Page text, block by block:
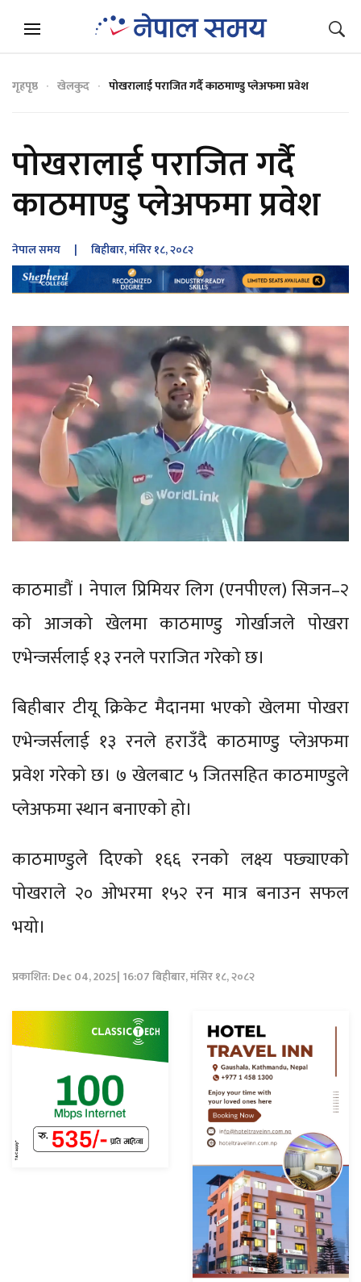
गृहपृष्ठ खेलकुद पोखरालाई पराजित गर्दै काठमाण्डु प्लेअफमा प्रवेश
पोखरालाई पराजित गर्दै
काठमाण्डु प्लेअफमा प्रवेश
नेपाल समय | बिहीबार, मंसिर १८, २०८२
काठमाडौं । नेपाल प्रिमियर लिग (एनपीएल) सिजन–२
को आजको खेलमा काठमाण्डु गोर्खाजले पोखरा
एभेन्जर्सलाई १३ रनले पराजित गरेको छ।
बिहीबार टीयू क्रिकेट मैदानमा भएको खेलमा पोखरा
एभेन्जर्सलाई १३ रनले हराउँदै काठमाण्डु प्लेअफमा
प्रवेश गरेको छ। ७ खेलबाट ५ जितसहित काठमाण्डुले
प्लेअफमा स्थान बनाएको हो।
काठमाण्डुले दिएको १६६ रनको लक्ष्य पछ्याएको
पोखराले २० ओभरमा १५२ रन मात्र बनाउन सफल
भयो।
प्रकाशित: Dec 04, 2025| 16:07 बिहीबार, मंसिर १८, २०८२